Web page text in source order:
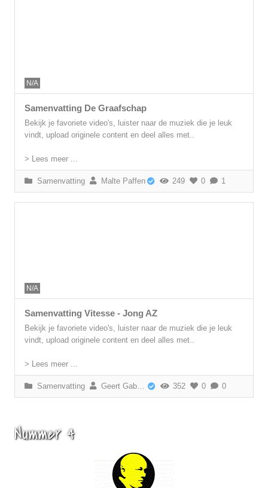
N/A
Samenvatting De Graafschap
Bekijk je favoriete video's, luister naar de muziek die je leuk
vindt, upload originele content en deel alles met..
> Lees meer ...
Samenvatting Malte Paffen 249 0 1
N/A
Samenvatting Vitesse - Jong AZ
Bekijk je favoriete video's, luister naar de muziek die je leuk
vindt, upload originele content en deel alles met..
> Lees meer ...
Samenvatting Geert Gabriëls 352 0 0
Nummer 4